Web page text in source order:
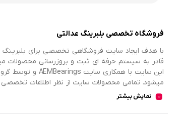
فروشگاه تخصصی بلبرینگ عدالتی
با هدف ایجاد سایت فروشگاهی تخصصی برای بلبرینگ
قادر به سیستم حرفه ای ثبت و بروزرسانی محصولات
میشود. تمامی محصولات سایت از نظر اطلاعات تخصصی
اطلاعات کامل محصولات را از فروشگاه انتخاب و خریداری
نمایش بیشتر